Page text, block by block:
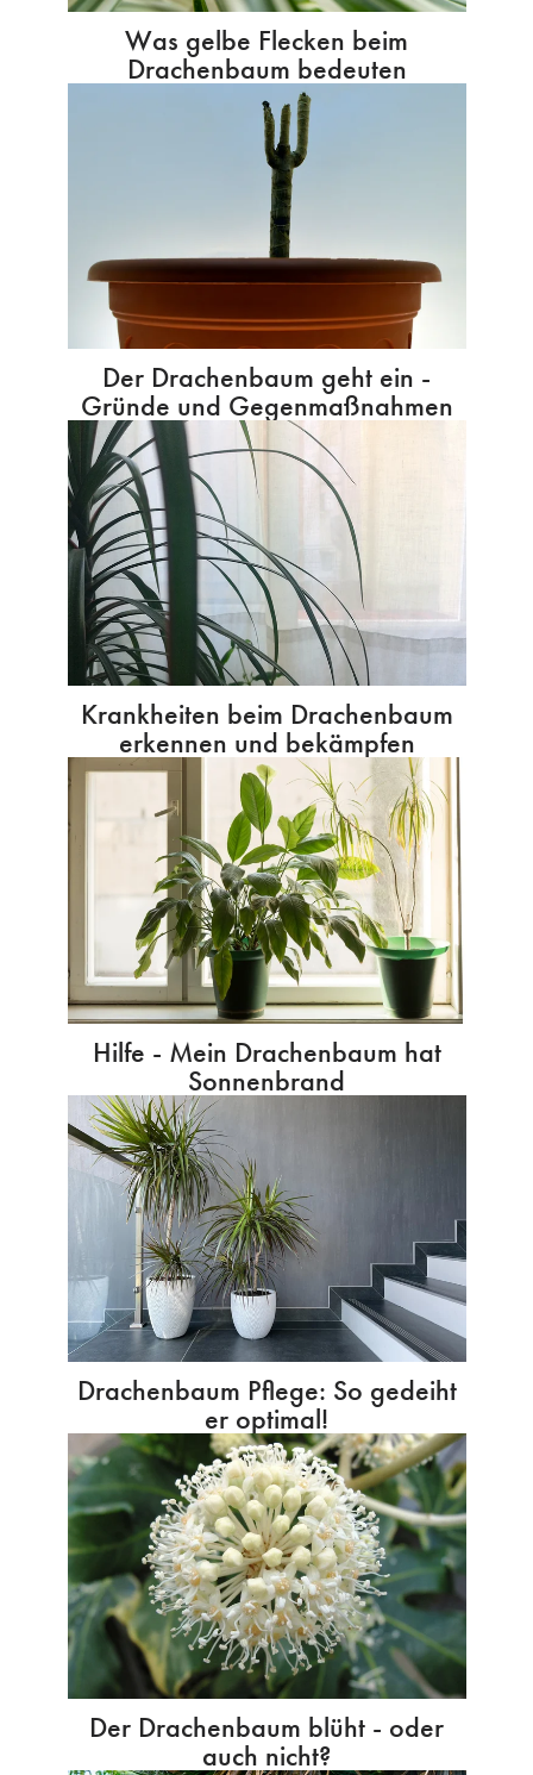
Was gelbe Flecken beim
Drachenbaum bedeuten
Der Drachenbaum geht ein -
Gründe und Gegenmaßnahmen
Krankheiten beim Drachenbaum
erkennen und bekämpfen
Hilfe - Mein Drachenbaum hat
Sonnenbrand
Drachenbaum Pflege: So gedeiht
er optimal!
Der Drachenbaum blüht - oder
auch nicht?